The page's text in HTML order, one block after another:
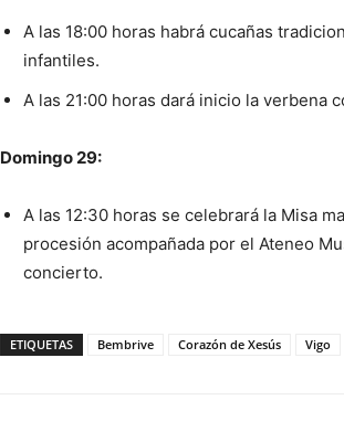
A las 18:00 horas habrá cucañas
infantiles.
A las 21:00 horas dará inicio la verbena
Domingo 29:
A las 12:30 horas se celebrará la Misa
procesión acompañada por el Ateneo
concierto.
ETIQUETAS Bembrive Corazón de Xesús Vigo